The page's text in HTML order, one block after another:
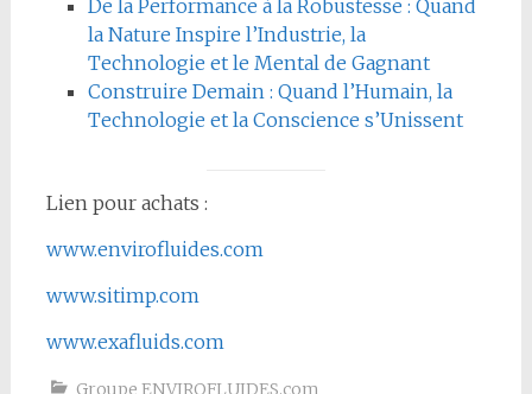
De la Performance à la Robustesse : Quand
la Nature Inspire l’Industrie, la
Technologie et le Mental de Gagnant
Construire Demain : Quand l’Humain, la
Technologie et la Conscience s’Unissent
Lien pour achats :
www.envirofluides.com
www.sitimp.com
www.exafluids.com
Groupe ENVIROFLUIDES.com